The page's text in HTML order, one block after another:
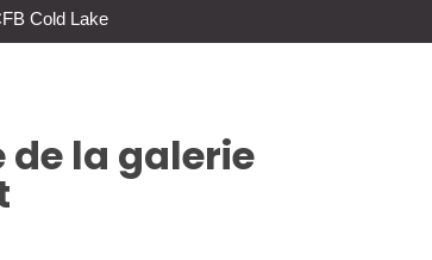
Cold Lake
de la galerie